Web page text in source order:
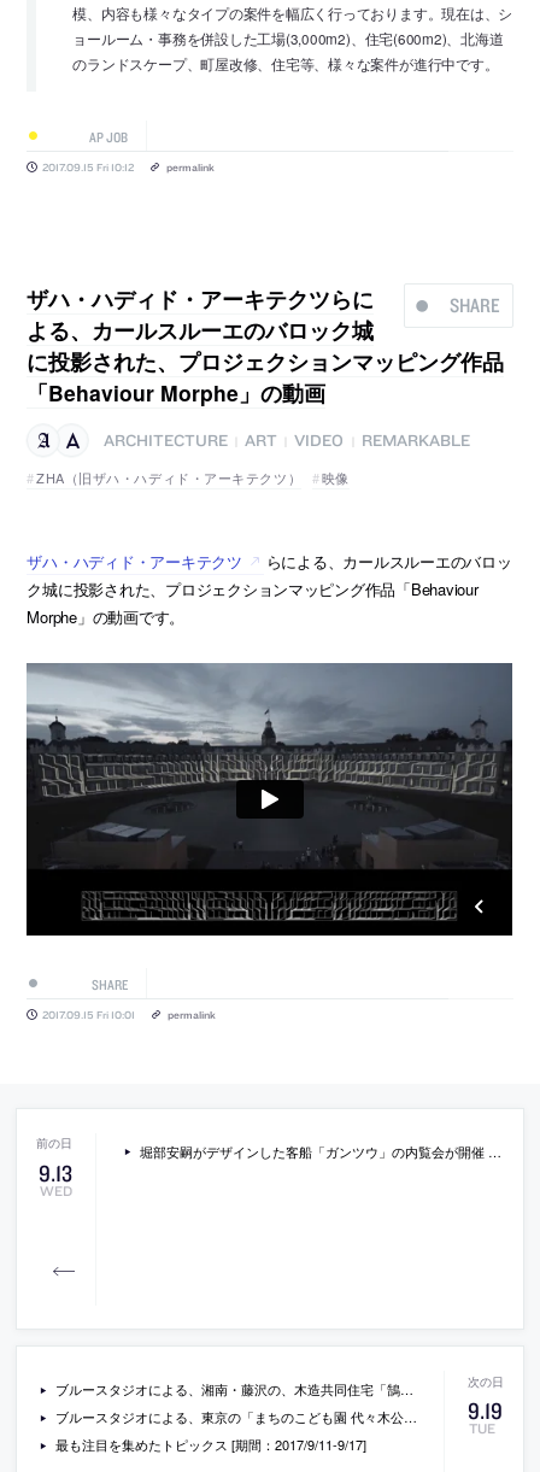
模、内容も様々なタイプの案件を幅広く行っております。現在は、シ
ョールーム・事務を併設した工場(3,000m2)、住宅(600m2)、北海道
のランドスケープ、町屋改修、住宅等、様々な案件が進行中です。
AP JOB
2017.09.15 Fri 10:12 permalink
SHARE
ザハ・ハディド・アーキテクツらに
よる、カールスルーエのバロック城
に投影された、プロジェクションマッピング作品
「Behaviour Morphe」の動画
ARCHITECTURE ART VIDEO
REMARKABLE
ZHA（旧ザハ・ハディド・アーキテクツ）
映像
ザハ・ハディド・アーキテクツ
らによる、カールスルーエのバロッ
ク城に投影された、プロジェクションマッピング作品「Behaviour
Morphe」の動画です。
SHARE
2017.09.15 Fri 10:01 permalink
9.13
WED
堀部安嗣がデザインした客船「ガンツウ」の内覧会が開催 [2017/10/13]
9.19
TUE
ブルースタジオによる、湘南・藤沢の、木造共同住宅「鵠ノ杜舎」の内覧会が開催 [2017/10/5]
ブルースタジオによる、東京の「まちのこども園 代々木公園」の内覧会と大島芳彦らのトークイベントが開催 [2017/9/30]
最も注目を集めたトピックス [期間：2017/9/11-9/17]